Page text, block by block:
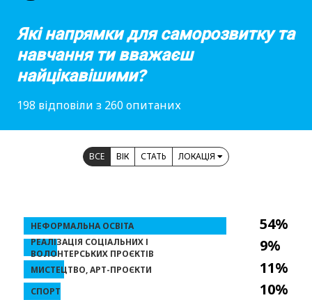
Які напрямки для саморозвитку та
навчання ти вважаєш
найцікавішими?
198 відповіли з 260 опитаних
ВСЕ ВІК СТАТЬ ЛОКАЦІЯ
54%
9%
11%
10%
НЕФОРМАЛЬНА ОСВІТА
РЕАЛІЗАЦІЯ СОЦІАЛЬНИХ І
ВОЛОНТЕРСЬКИХ ПРОЄКТІВ
МИСТЕЦТВО, АРТ-ПРОЄКТИ
СПОРТ